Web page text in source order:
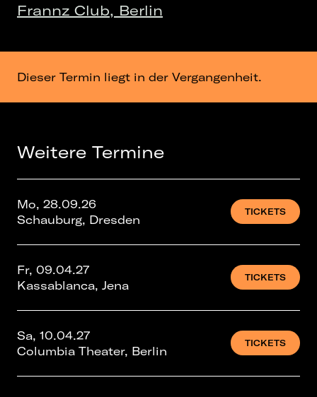
Frannz Club, Berlin
Dieser Termin liegt in der Vergangenheit.
Weitere Termine
Mo, 28.09.26
Schauburg, Dresden
TICKETS
Fr, 09.04.27
Kassablanca, Jena
TICKETS
Sa, 10.04.27
Columbia Theater, Berlin
TICKETS